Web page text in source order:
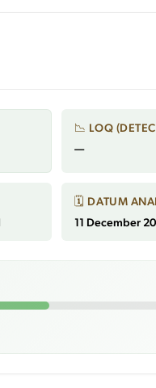
📉 LOQ
—
🗓 DATUM
11 December